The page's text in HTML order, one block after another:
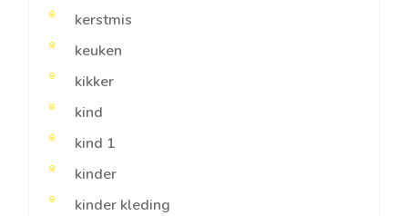
kerstmis
keuken
kikker
kind
kind 1
kinder
kinder kleding